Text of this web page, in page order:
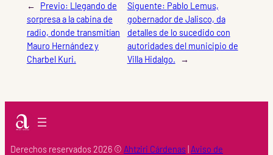
← Previo: Llegando de
sorpresa a la cabina de
radio, donde transmitían
Mauro Hernández y
Charbel Kuri.
Siguente: Pablo Lemus,
gobernador de Jalisco, da
detalles de lo sucedido con
autoridades del municipio de
Villa Hidalgo.
→
Derechos reservados 2026 © Ahtziri Cárdenas Aviso de